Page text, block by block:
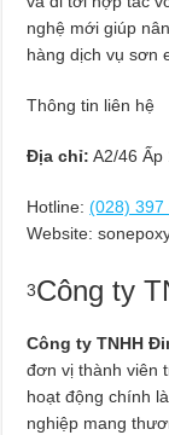
nghệ mới giúp
hàng dịch vụ sơn
Thông tin liên hệ
Địa chỉ: A2/46 Ấp
Hotline: (028) 397
Website:
3Công ty
Công ty TNHH
đơn vị thành viên
hoạt động chính
nghiệp mang